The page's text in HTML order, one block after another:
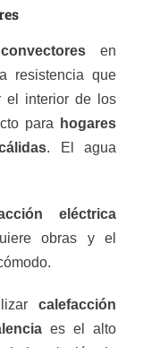
en
resistencia que
el interior de los
para
hogares
. El agua
eléctrica
obras y el
calefacción
es el alto